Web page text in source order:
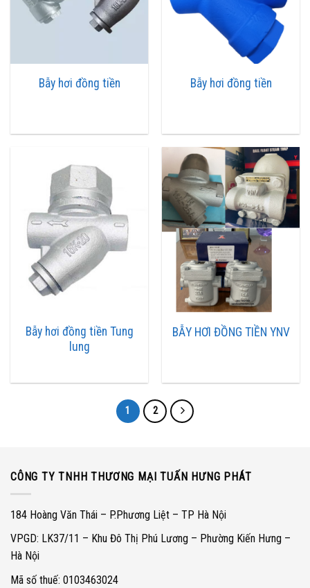
gọi là điểm biệt lập. Các cốc ngưng hơi với lưu lượng của lỗ thông
hơi đã được gắn ở những điểm thoát, không khí sẽ được tự động
tới điểm xa nhất so với cửa vào được gọi là điểm biệt lập. Vì thế,
Nguyên lý hoạt động của bẫy hơi
Ưu nhược điểm của bẫy hơi
Bẫy hơi là thiết bị quan trọng sử dụng trong môi trường hơi.Chức
năng quan trọng là loại bỏ lượng nước ngưng đọng,các khí tồn
Nếu không sử dụng bẫy hơi nước ngưng, không khí sẽ làm giảm lưu
Xả nước ngưng ngay lập tức khi nước đầy
Không rò rỉ nước ra ngoài
Bẫy hơi đồng tiền Bẫy hơi đồng tiền
Bẫy hơi đồng tiền Tung
lung
BẪY HƠI ĐỒNG TIỀN YNV
1 2
CÔNG TY TNHH THƯƠNG MẠI TUẤN HƯNG PHÁT
184 Hoàng Văn Thái – P.Phương Liệt – TP Hà Nội
VPGD: LK37/11 – Khu Đô Thị Phú Lương – Phường Kiến Hưng –
Hà Nội
Mã số thuế: 0103463024